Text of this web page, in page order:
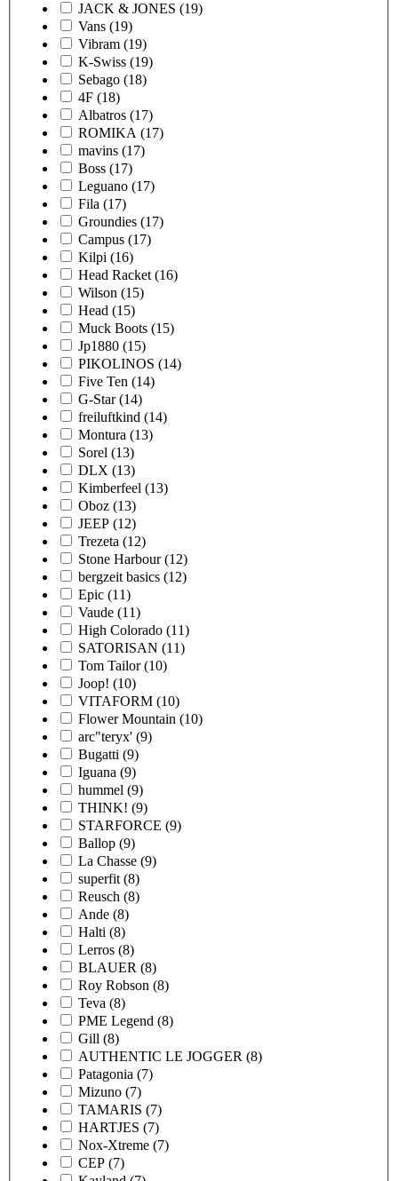
JACK & JONES (19)
Vans (19)
Vibram (19)
K-Swiss (19)
Sebago (18)
4F (18)
Albatros (17)
ROMIKA (17)
mavins (17)
Boss (17)
Leguano (17)
Fila (17)
Groundies (17)
Campus (17)
Kilpi (16)
Head Racket (16)
Wilson (15)
Head (15)
Muck Boots (15)
Jp1880 (15)
PIKOLINOS (14)
Five Ten (14)
G-Star (14)
freiluftkind (14)
Montura (13)
Sorel (13)
DLX (13)
Kimberfeel (13)
Oboz (13)
JEEP (12)
Trezeta (12)
Stone Harbour (12)
bergzeit basics (12)
Epic (11)
Vaude (11)
High Colorado (11)
SATORISAN (11)
Tom Tailor (10)
Joop! (10)
VITAFORM (10)
Flower Mountain (10)
arc"teryx' (9)
Bugatti (9)
Iguana (9)
hummel (9)
THINK! (9)
STARFORCE (9)
Ballop (9)
La Chasse (9)
superfit (8)
Reusch (8)
Ande (8)
Halti (8)
Lerros (8)
BLAUER (8)
Roy Robson (8)
Teva (8)
PME Legend (8)
Gill (8)
AUTHENTIC LE JOGGER (8)
Patagonia (7)
Mizuno (7)
TAMARIS (7)
HARTJES (7)
Nox-Xtreme (7)
CEP (7)